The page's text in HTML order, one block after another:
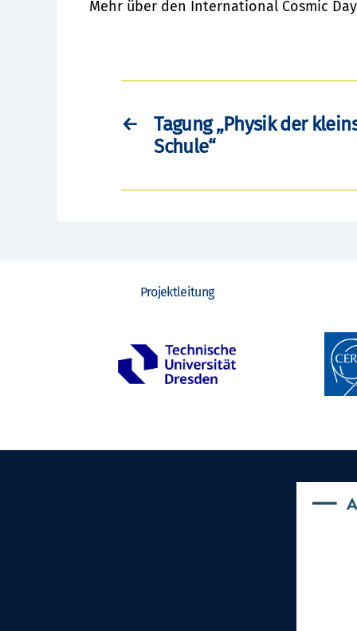
Mehr über den International Cosmic
←
Tagung „Physik der
Schule“
Projektleitung